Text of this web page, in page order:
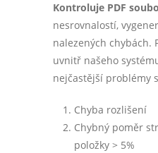
Kontroluje PDF
nesrovnalostí,
nalezených chybách.
uvnitř našeho
nejčastější problémy
Chyba rozlišení
Chybný poměr
položky > 5%